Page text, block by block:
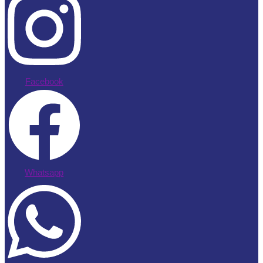
Facebook
Whatsapp